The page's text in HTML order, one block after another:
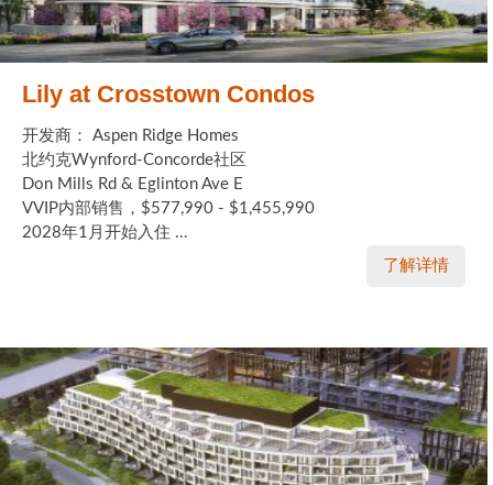
Lily at Crosstown Condos
开发商： Aspen Ridge Homes
北约克Wynford-Concorde社区
Don Mills Rd & Eglinton Ave E
VVIP内部销售，$577,990 - $1,455,990
2028年1月开始入住 ...
了解详情